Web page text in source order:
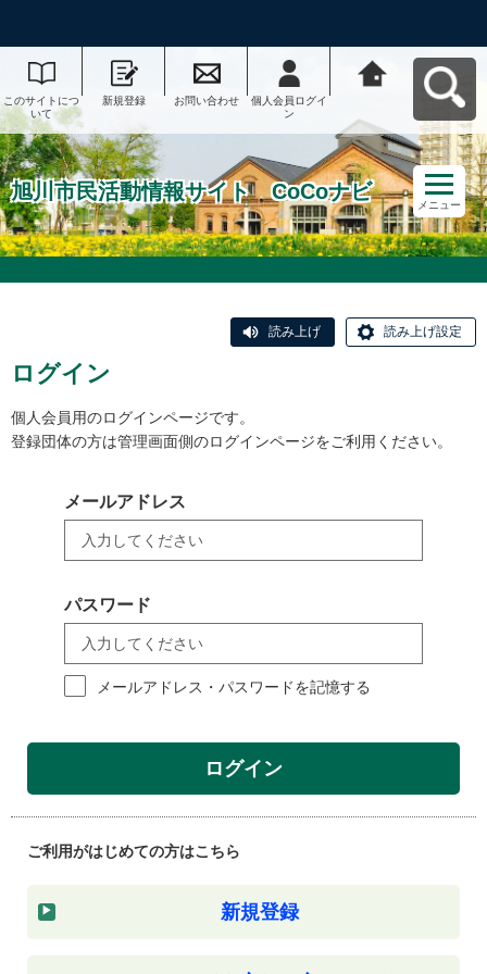
このサイトにつ
いて
新規登録 お問い合わせ
個人会員ログイ
ン
ナビへ戻る
旭川市民活動情報サイト CoCoナビ
メニュー
読み上げ 読み上げ設定
ログイン
個人会員用のログインページです。
登録団体の方は管理画面側のログインページをご利用ください。
メールアドレス
パスワード
メールアドレス・パスワードを記憶する
ログイン
ご利用がはじめての方はこちら
新規登録